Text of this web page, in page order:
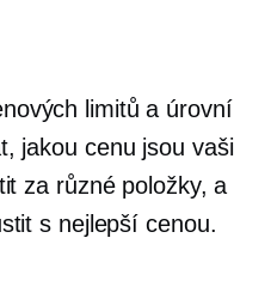
limitů a úrovní
jakou cenu jsou vaši
za různé položky, a
s nejlepší cenou.